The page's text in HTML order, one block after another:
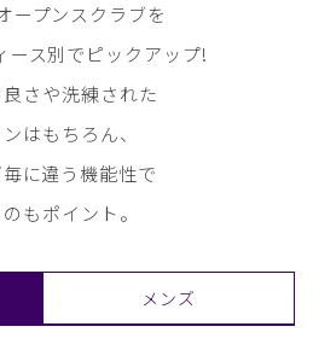
ープンスクラブを
ース別でピックアップ!
さや洗練された
はもちろん、
に違う機能性で
もポイント。
メンズ